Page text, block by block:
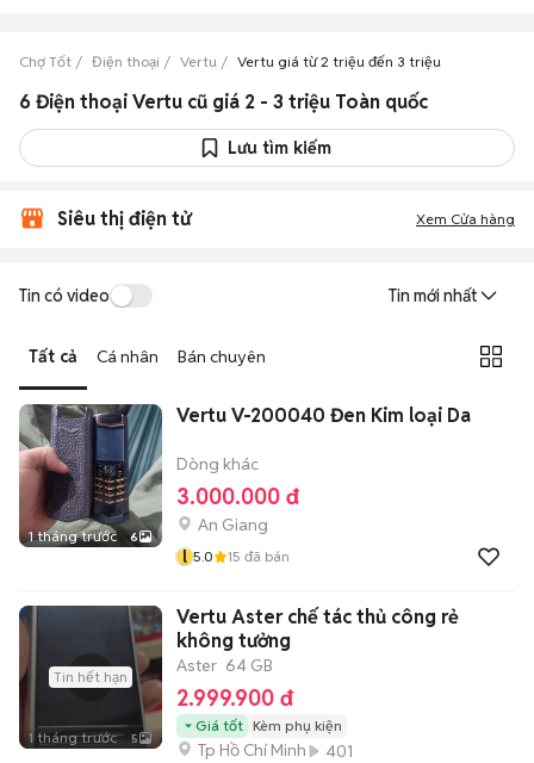
Chợ Tốt Điện thoại Vertu Vertu giá từ 2 triệu đến 3 triệu
6 Điện thoại Vertu cũ giá 2 - 3 triệu Toàn quốc
Lưu tìm kiếm
Siêu thị điện tử Xem Cửa hàng
Tin có video Tin mới nhất
Tất cả Cá nhân Bán chuyên
1 tháng trước 6
Vertu V-200040 Đen Kim loại Da
Dòng khác
3.000.000 đ
An Giang
l 5.0 15 đã bán
Tin hết hạn
1 tháng trước 5
Vertu Aster chế tác thủ công rẻ
không tưởng
Aster 64 GB
2.999.900 đ
Giá tốt Kèm phụ kiện
Tp Hồ Chí Minh 401